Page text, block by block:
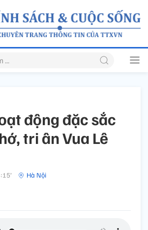
động đặc sắc
tri ân Vua Lê
Hà Nội